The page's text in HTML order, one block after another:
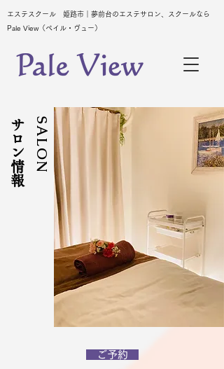
エステスクール 姫路市｜夢前台のエステサロン、スクールなら
Pale View（ペイル・ヴュー）
​サロン情報 SALON
​ ご予約